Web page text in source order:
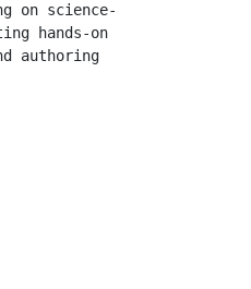
on science-
hands-on
authoring